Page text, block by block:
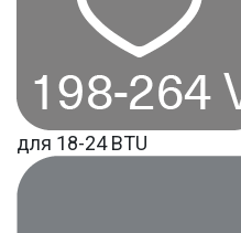
для 18-24 BTU